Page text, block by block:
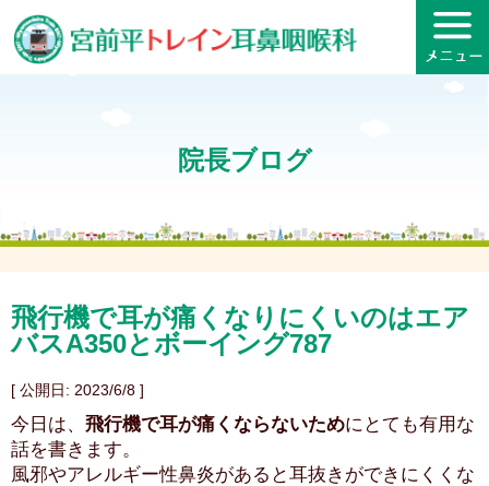
院長ブログ
飛行機で耳が痛くなりにくいのはエア
バスA350とボーイング787
[ 公開日: 2023/6/8 ]
今日は、 飛行機で耳が痛くならないためにとても有用な
話を書きます。
風邪やアレルギー性鼻炎があると耳抜きができにくくな